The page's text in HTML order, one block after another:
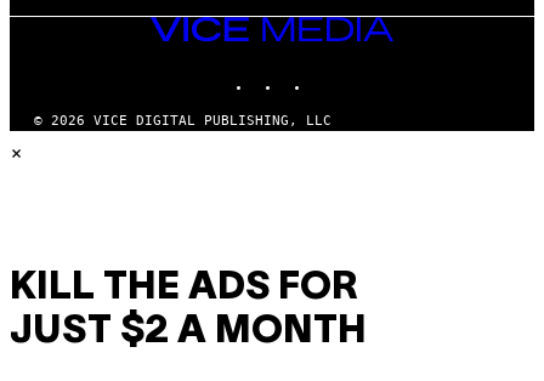
VICE
MEDIA
© 2026 VICE DIGITAL PUBLISHING, LLC
×
KILL THE ADS FOR
JUST $2 A MONTH